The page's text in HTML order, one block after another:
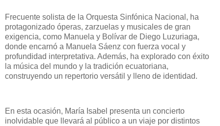
Frecuente solista de la Orquesta Sinfónica Nacional, ha
protagonizado óperas, zarzuelas y musicales de gran
exigencia, como Manuela y Bolívar de Diego Luzuriaga,
donde encarnó a Manuela Sáenz con fuerza vocal y
profundidad interpretativa. Además, ha explorado con éxito
la música del mundo y la tradición ecuatoriana,
construyendo un repertorio versátil y lleno de identidad.
En esta ocasión, María Isabel presenta un concierto
inolvidable que llevará al público a un viaje por distintos